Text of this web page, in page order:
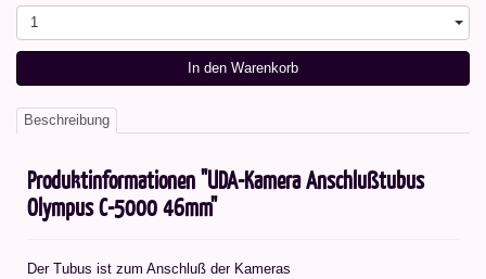
1
In den Warenkorb
Beschreibung
Produktinformationen "UDA-Kamera Anschlußtubus
Olympus C-5000 46mm"
Der Tubus ist zum Anschluß der Kameras